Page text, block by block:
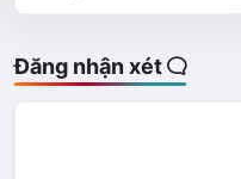
Đăng nhận xét